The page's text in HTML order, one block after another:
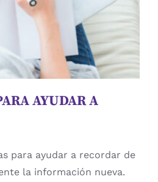
estimulación
Neuropsicologia
Rehabilitación Cognitiva
AYUDAR A
para ayudar a recordar de
la información nueva.